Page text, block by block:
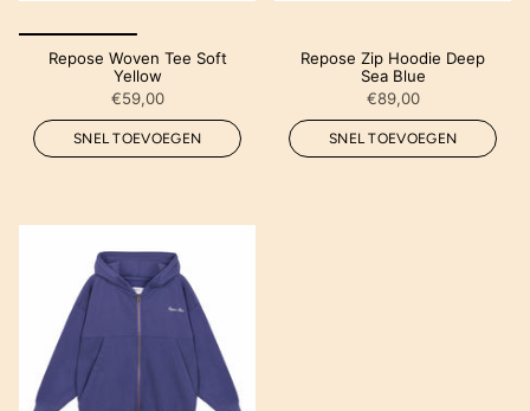
Repose Woven Tee Soft
Yellow
€59,00
SNEL TOEVOEGEN
Repose Zip Hoodie Deep
Sea Blue
€89,00
SNEL TOEVOEGEN